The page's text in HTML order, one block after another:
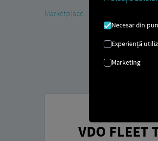
Marketplace
VDO FLEET
Necesar din
Experiență
Marketing